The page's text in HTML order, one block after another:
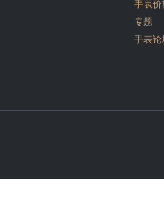
手表价
专题
手表论